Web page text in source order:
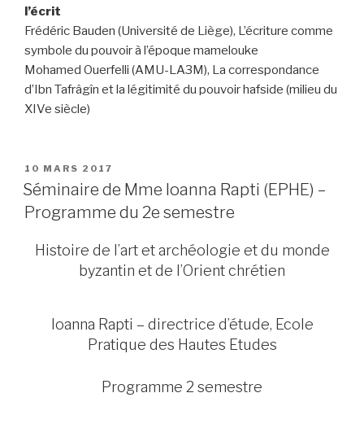
l’écrit
Frédéric Bauden (Université de Liège), L’écriture comme
symbole du pouvoir à l’époque mamelouke
Mohamed Ouerfelli (AMU-LA3M), La correspondance
d’Ibn Tafrâgîn et la légitimité du pouvoir hafside (milieu du
XIVe siècle)
PUBLIÉ
LE
10 MARS 2017
Séminaire de Mme Ioanna Rapti (EPHE) –
Programme du 2e semestre
Histoire de l’art et archéologie et du monde
byzantin et de l’Orient chrétien
Ioanna Rapti – directrice d’étude, Ecole
Pratique des Hautes Etudes
Programme 2 semestre